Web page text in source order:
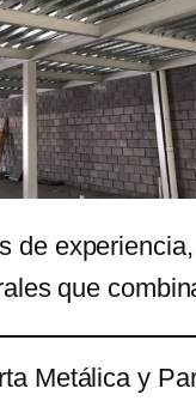
de
que
Metálica y